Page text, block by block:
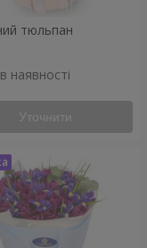
тюльпан
наявності
Уточнити